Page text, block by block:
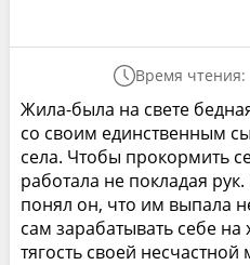
Время
Жила-была на свете
со своим единственным
села. Чтобы прокормить
работала не покладая
понял он, что им выпала
сам зарабатывать себе
тягость своей несчастной